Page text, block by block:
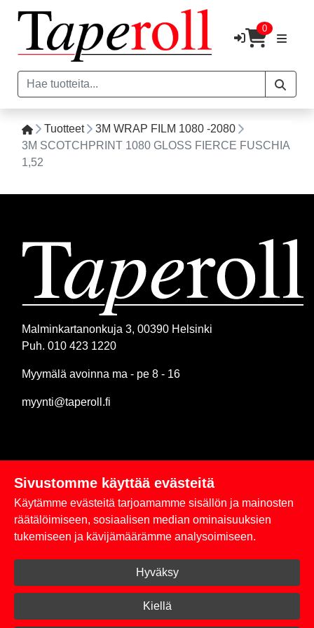
0
Tuotteet
3M WRAP FILM 1080 -2080
3M SCOTCHPRINT 1080 GLOSS FIERCE FUSCHIA
1,52
Malminkartanonkuja 3, 00390 Helsinki
Puh. 010 423 1220
Myymälä avoinna ma - pe 8 - 16
myynti@taperoll.fi
Linkit
Rekisteriseloste
Toimitus- ja maksuehdot
Kirjaudu sisään
Sivustomme käyttää evästeitä
Käytämme evästeitä tarjoamamme sisällön ja mainosten
räätälöimiseen, sosiaalisen median ominaisuuksien
tukemiseen ja kävijämäärämme analysoimiseen.
Hyväksy
Kiellä